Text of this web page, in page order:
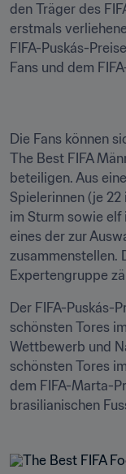
den Träger des
erstmals
FIFA-Puskás-
Fans und dem
Die Fans können
The Best FIFA
beteiligen. Aus
Spielerinnen (je
im Sturm sowie elf
eines der zur
zusammenstellen.
Expertengruppe
Der FIFA-Puskás-
schönsten Tores
Wettbewerb und
schönsten Tores
dem FIFA-Marta-
brasilianischen